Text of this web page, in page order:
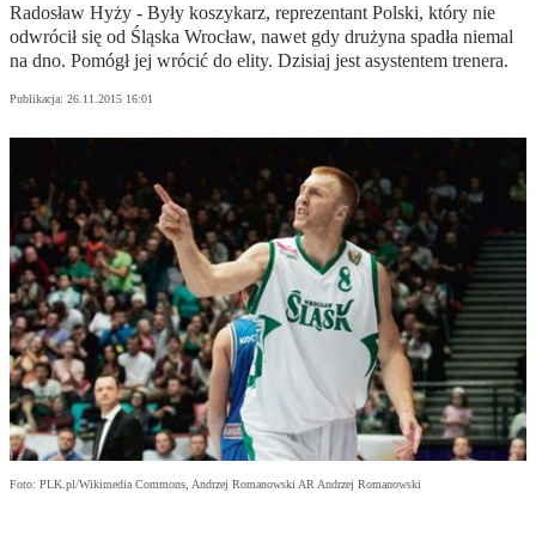
Radosław Hyży - Były koszykarz, reprezentant Polski, który nie
odwrócił się od Śląska Wrocław, nawet gdy drużyna spadła niemal
na dno. Pomógł jej wrócić do elity. Dzisiaj jest asystentem trenera.
Publikacja: 26.11.2015 16:01
Foto: PLK.pl/Wikimedia Commons, Andrzej Romanowski AR Andrzej Romanowski